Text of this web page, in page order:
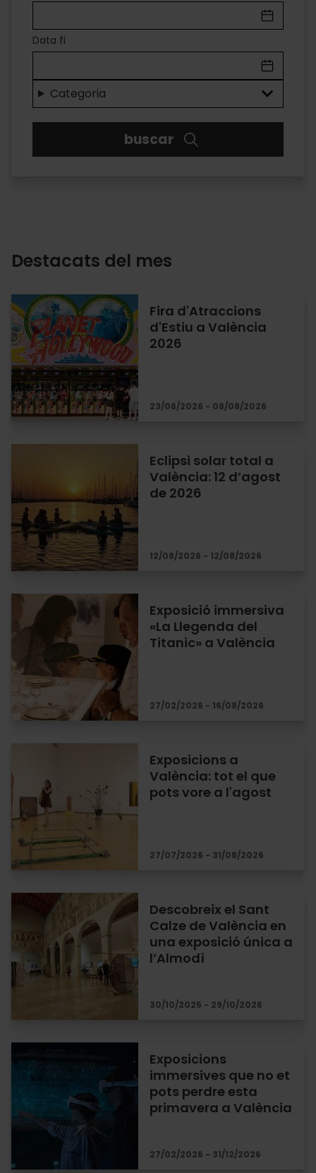
VALÈNCIA
Diversió
per
a
tots
Data fi
Categoria
buscar
Destacats del mes
Fira d'Atraccions
d'Estiu a València
2026
23/06/2026 - 08/08/2026
Eclipsi solar total a
València: 12 d’agost
de 2026
12/08/2026 - 12/08/2026
Exposició immersiva
«La Llegenda del
Titanic» a València
27/02/2026 - 16/08/2026
Exposicions a
València: tot el que
pots vore a l'agost
27/07/2026 - 31/08/2026
Descobreix el Sant
Calze de València en
una exposició única a
l’Almodí
30/10/2025 - 29/10/2026
Exposicions
immersives que no et
pots perdre esta
primavera a València
27/02/2026 - 31/12/2026